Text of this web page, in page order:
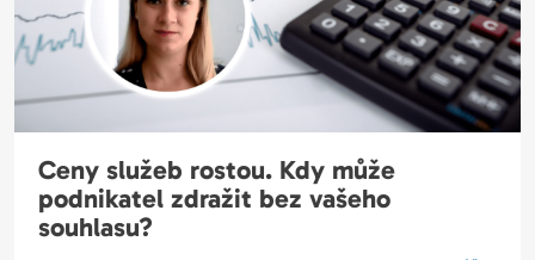
Ceny služeb rostou. Kdy může
podnikatel zdražit bez vašeho
souhlasu?